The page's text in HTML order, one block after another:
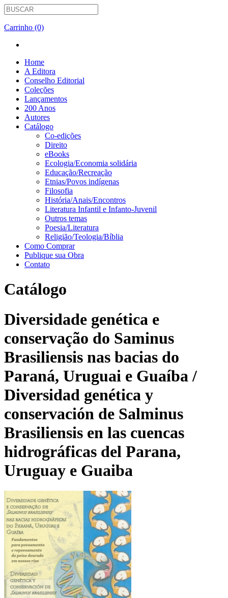
Carrinho (0)
Home
A Editora
Conselho Editorial
Coleções
Lançamentos
200 Anos
Autores
Catálogo
Co-edições
Direito
eBooks
Ecologia/Economia solidária
Educação/Recreação
Etnias/Povos indígenas
Filosofia
História/Anais/Encontros
Literatura Infantil e Infanto-Juvenil
Outros temas
Poesia/Literatura
Religião/Teologia/Bíblia
Como Comprar
Publique sua Obra
Contato
Catálogo
Diversidade genética e
conservação do Saminus
Brasiliensis nas bacias do
Paraná, Uruguai e Guaíba /
Diversidad genética y
conservación de Salminus
Brasiliensis en las cuencas
hidrográficas del Parana,
Uruguay e Guaiba